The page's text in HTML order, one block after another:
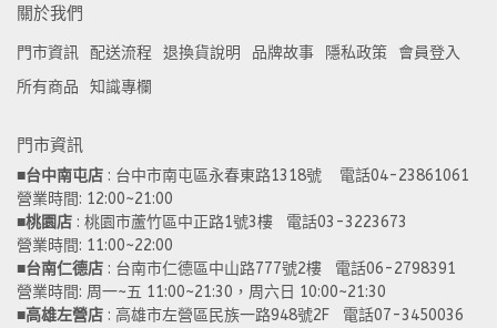
關於我們
門市資訊 配送流程 退換貨說明 品牌故事 隱私政策
會員登入
所有商品
知識專欄
門市資訊
■台中南屯店 : 台中市南屯區永春東路1318號    電話04-23861061
營業時間: 12:00~21:00
■桃園店 : 桃園市蘆竹區中正路1號3樓   電話03-3223673
營業時間: 11:00~22:00
■台南仁德店 : 台南市仁德區中山路777號2樓   電話06-2798391
營業時間: 周一~五 11:00~21:30，周六日 10:00~21:30
■高雄左營店 : 高雄市左營區民族一路948號2F   電話07-3450036